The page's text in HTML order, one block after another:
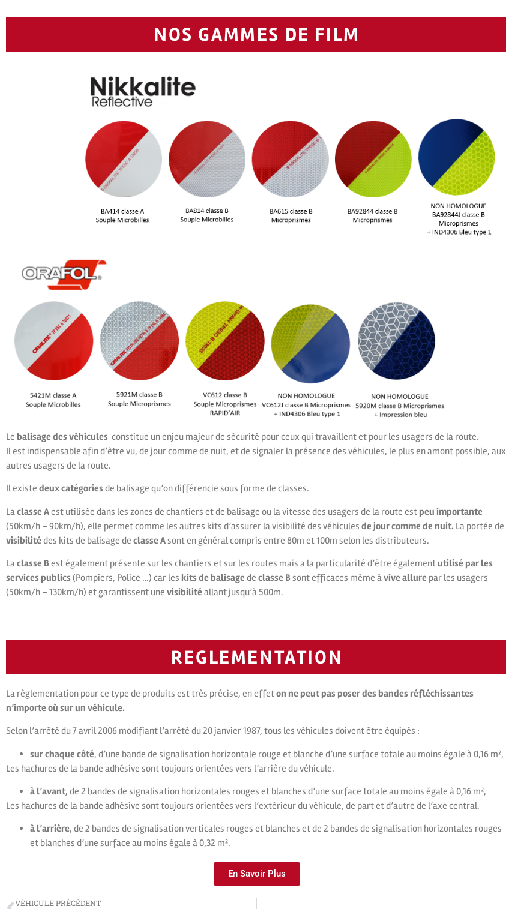
NOS GAMMES DE FILM
Le balisage des véhicules constitue un enjeu majeur de sécurité pour ceux qui travaillent et pour les usagers de la route.
Il est indispensable afin d’être vu, de jour comme de nuit, et de signaler la présence des véhicules, le plus en amont possible, aux
autres usagers de la route.
Il existe deux catégoriesde balisage qu’on différencie sous forme de classes.
Laclasse Aest utilisée dans les zones de chantiers et de balisage ou la vitesse des usagers de la route est peu importante
(50km/h – 90km/h), elle permet comme les autres kits d’assurer la visibilité des véhicules de jour comme de nuit. La portée de
visibilité des kits de balisage de classe Asont en général compris entre 80m et 100m selon les distributeurs.
Laclasse Best également présente sur les chantiers et sur les routes mais a la particularité d’être égalementutilisé par les
services publics(Pompiers, Police …) car les kits de balisage de classe Bsont efficaces même àvive allure par les usagers
(50km/h – 130km/h) et garantissent une visibilité allant jusqu’à 500m.
REGLEMENTATION
La règlementation pour ce type de produits est très précise, en effeton ne peut pas poser des bandes réfléchissantes
n’importe où sur un véhicule.
Selon l’arrêté du 7 avril 2006 modifiant l’arrêté du 20 janvier 1987, tous les véhicules doivent être équipés :
sur chaque côté, d’une bande de signalisation horizontale rouge et blanche d’une surface totale au moins égale à 0,16 m²,
Les hachures de la bande adhésive sont toujours orientées vers l’arrière du véhicule.
à l’avant, de 2 bandes de signalisation horizontales rouges et blanches d’une surface totale au moins égale à 0,16 m²,
Les hachures de la bande adhésive sont toujours orientées vers l’extérieur du véhicule, de part et d’autre de l’axe central.
à l’arrière, de 2 bandes de signalisation verticales rouges et blanches et de 2 bandes de signalisation horizontales rouges
et blanches d’une surface au moins égale à 0,32 m².
En Savoir Plus
VÉHICULE PRÉCÉDENT